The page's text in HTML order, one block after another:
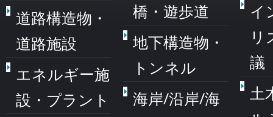
道路構造物・
道路施設
エネルギー施
設・プラント
橋・遊歩道
地下構造物・
トンネル
海岸/沿岸/海
イ
リ
議
土